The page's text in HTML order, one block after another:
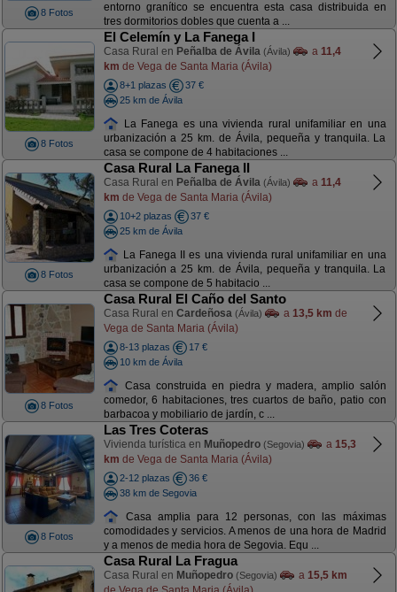
8 Fotos
entorno granítico se encuentra esta casa distribuida en
tres dormitorios dobles que cuenta a ...
8 Fotos
El Celemín y La Fanega I
Casa Rural en Peñalba de Ávila (Ávila) a 11,4
km de Vega de Santa Maria (Ávila)
8+1 plazas
37 €
25 km de Ávila
La Fanega es una vivienda rural unifamiliar en una
urbanización a 25 km. de Ávila, pequeña y tranquila. La
casa se compone de 4 habitaciones ...
8 Fotos
Casa Rural La Fanega II
Casa Rural en Peñalba de Ávila (Ávila) a 11,4
km de Vega de Santa Maria (Ávila)
10+2 plazas
37 €
25 km de Ávila
La Fanega II es una vivienda rural unifamiliar en una
urbanización a 25 km. de Ávila, pequeña y tranquila. La
casa se compone de 5 habitacio ...
8 Fotos
Casa Rural El Caño del Santo
Casa Rural en Cardeñosa (Ávila) a 13,5 km de
Vega de Santa Maria (Ávila)
8-13 plazas
17 €
10 km de Ávila
Casa construida en piedra y madera, amplio salón
comedor, 6 habitaciones, tres cuartos de baño, patio con
barbacoa y mobiliario de jardín, c ...
8 Fotos
Las Tres Coteras
Vivienda turística en Muñopedro (Segovia) a 15,3
km de Vega de Santa Maria (Ávila)
2-12 plazas
36 €
38 km de Segovia
Casa amplia para 12 personas, con las máximas
comodidades y servicios. A menos de una hora de Madrid
y a menos de media hora de Segovia. Equ ...
Casa Rural La Fragua
Casa Rural en Muñopedro (Segovia) a 15,5 km